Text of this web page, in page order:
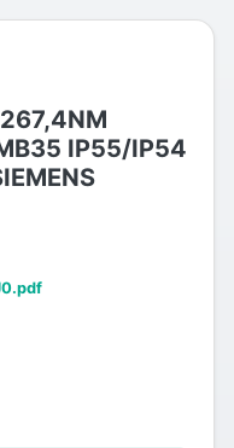
IP55/IP54